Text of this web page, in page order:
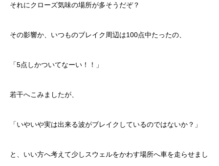
それにクローズ気味の場所が多そうだぞ？
その影響か、いつものブレイク周辺は100点中たったの、
「5点しかついてなーい！！」
若干へこみましたが、
「いやいや実は出来る波がブレイクしているのではないか？」
と、いい方へ考えて少しスウェルをかわす場所へ車を走らせまし